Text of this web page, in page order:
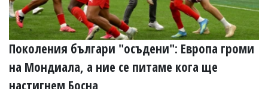
Поколения българи "осъдени": Европа громи
на Мондиала, а ние се питаме кога ще
настигнем Босна